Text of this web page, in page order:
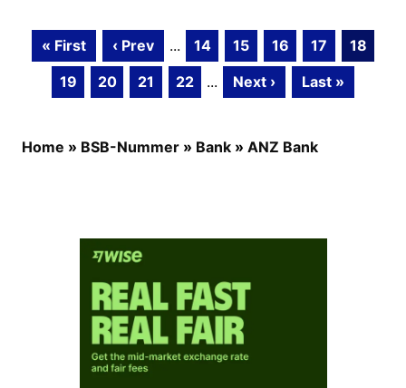
« First ‹ Prev ... 14 15 16 17
18
19
20 21 22 ... Next › Last »
Home » BSB-Nummer » Bank » ANZ Bank